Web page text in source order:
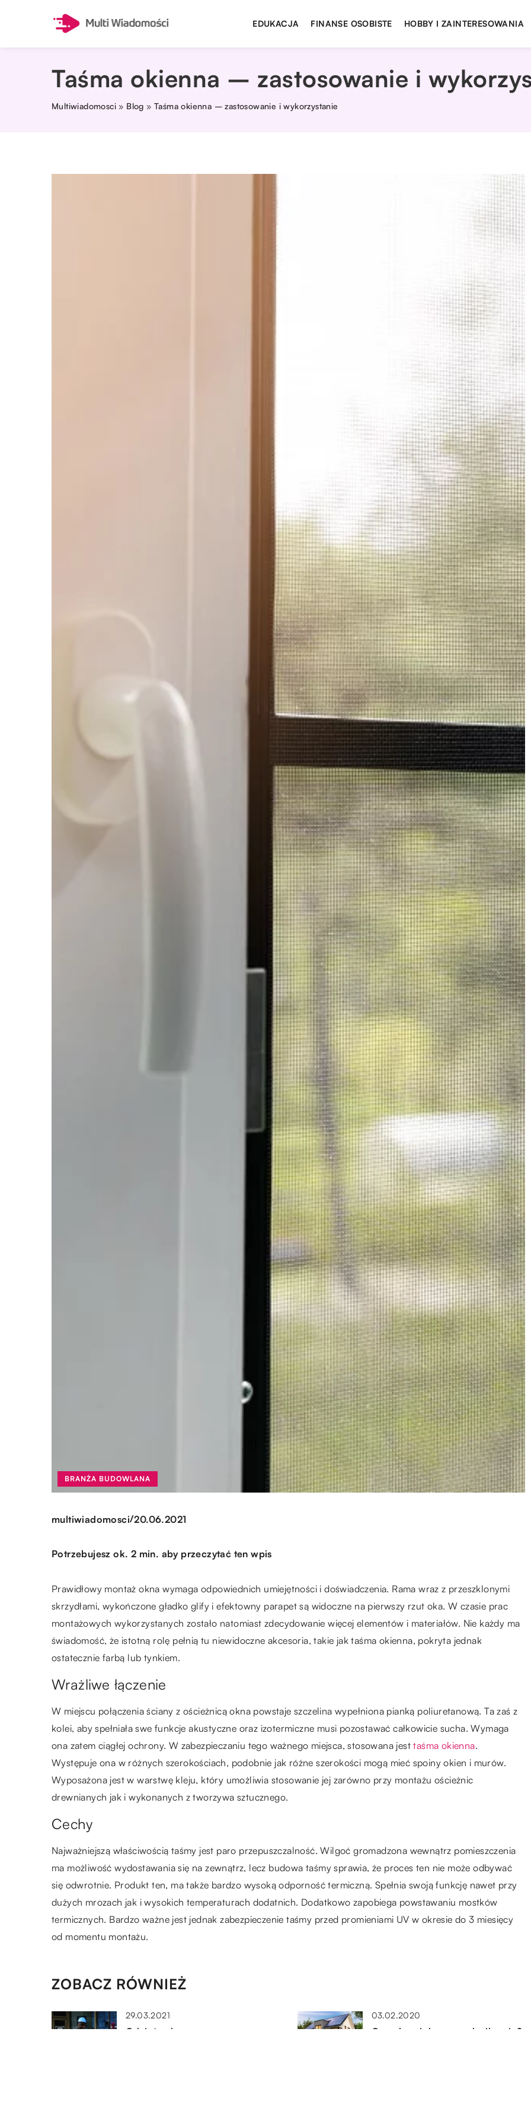
EDUKACJA FINANSE OSOBISTE HOBBY I ZAINTERESOWANIA
Taśma okienna – zastosowanie i
Multiwiadomosci » Blog »Taśma okienna – zastosowanie i wykorzystanie
BRANŻA BUDOWLANA
multiwiadomosci/20.06.2021
Potrzebujesz ok. 2 min. aby przeczytać ten wpis
Prawidłowy montaż okna wymaga odpowiednich umiejętności i doświadczenia. Rama wraz z przeszklonymi
skrzydłami, wykończone gładko glify i efektowny parapet są widoczne na pierwszy rzut oka. W czasie prac
montażowych wykorzystanych zostało natomiast zdecydowanie więcej elementów i materiałów. Nie każdy ma
świadomość, że istotną rolę pełnią tu niewidoczne akcesoria, takie jak taśma okienna, pokryta jednak
ostatecznie farbą lub tynkiem.
Wrażliwe łączenie
W miejscu połączenia ściany z ościeżnicą okna powstaje szczelina wypełniona pianką poliuretanową. Ta zaś z
kolei, aby spełniała swe funkcje akustyczne oraz izotermiczne musi pozostawać całkowicie sucha. Wymaga
ona zatem ciągłej ochrony. W zabezpieczaniu tego ważnego miejsca, stosowana jesttaśma okienna.
Występuje ona w różnych szerokościach, podobnie jak różne szerokości mogą mieć spoiny okien i murów.
Wyposażona jest w warstwę kleju, który umożliwia stosowanie jej zarówno przy montażu ościeżnic
drewnianych jak i wykonanych z tworzywa sztucznego.
Cechy
Najważniejszą właściwością taśmy jest paro przepuszczalność. Wilgoć gromadzona wewnątrz pomieszczenia
ma możliwość wydostawania się na zewnątrz, lecz budowa taśmy sprawia, że proces ten nie może odbywać
się odwrotnie. Produkt ten, ma także bardzo wysoką odporność termiczną. Spełnia swoją funkcję nawet przy
dużych mrozach jak i wysokich temperaturach dodatnich. Dodatkowo zapobiega powstawaniu mostków
termicznych. Bardzo ważne jest jednak zabezpieczenie taśmy przed promieniami UV w okresie do 3 miesięcy
od momentu montażu.
ZOBACZ RÓWNIEŻ
29.03.2021
Odzież robocza – w co
03.02.2020
Co uchroni dom przed wilgocią?